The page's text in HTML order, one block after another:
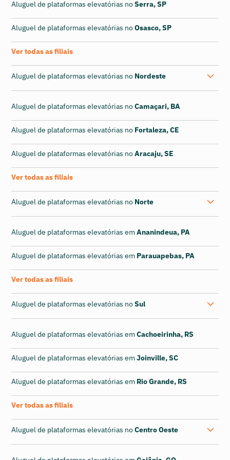
Aluguel de plataformas elevatórias noSerra, SP
Aluguel de plataformas elevatórias noOsasco, SP
Ver todas as filiais
Aluguel de plataformas elevatórias no Nordeste
Aluguel de plataformas elevatórias noCamaçari, BA
Aluguel de plataformas elevatórias no Fortaleza, CE
Aluguel de plataformas elevatórias noAracaju, SE
Ver todas as filiais
Aluguel de plataformas elevatórias no Norte
Aluguel de plataformas elevatórias emAnanindeua, PA
Aluguel de plataformas elevatórias em Parauapebas, PA
Ver todas as filiais
Aluguel de plataformas elevatórias noSul
Aluguel de plataformas elevatórias emCachoeirinha, RS
Aluguel de plataformas elevatórias emJoinville, SC
Aluguel de plataformas elevatórias em Rio Grande, RS
Ver todas as filiais
Aluguel de plataformas elevatórias noCentro Oeste